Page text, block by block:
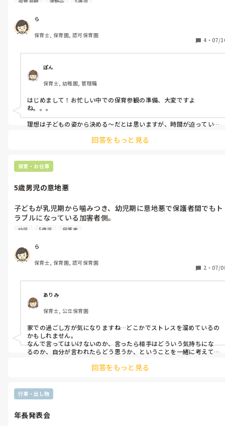
ちなみに年長です。
なーにしよう。
保育参観 運動会 5歳児
ら
保育士, 保育園, 認可保育園
4 ・ 07/
ぽん
保育士, 幼稚園, 管理職
はじめまして！お忙しい中での保育参観の準備、大変ですよ
ね。。。
理想は子どもの姿から決める〜だとは思いますが、時間が迫ってい
以下、aiです
1. 親子でできる簡単なゲーム：
行う「背中合わせリレー」など、準備が少なくて済む遊びを取り入れ
ましょう。
2. 季節の製作活動：
た工作など、親子で一緒に楽しめる活動を行います。
3. 絵本の読み聞かせと劇遊び：
   子どもたちが普段から親しんでいる絵本を読み聞かせた後、簡単な
4. 音楽遊び：
   簡単な手遊び歌や、リズム遊びを親子で行います。運動会の練習で
使った曲を活用するのも良いでしょう。
5. クイズ大会：
   子どもたちの日常生活や、これまでの保育活動に関する簡単なクイ
ズを親子で楽しみます。
6. 運動会の振り返り：
   運動会で撮影した写真をスライドショーで見せながら、子どもたち
に感想を発表してもらいます。
7. お絵かき交流：
   大きな紙に親子で絵を描き、お互いの作品を鑑賞し合います。
8. ミニ運動会：
   運動会で行った種目の中から、室内でもできる簡単なものを選んで
回答をもっと見る
保育・お仕事
5歳男児の意地悪
子どもが乳児期から噛みつき、幼児期に意地悪で保護者間でもト
ラブルになっている加害者側。
両親は普通なんだけど男児が頭はいいけど言動が幼い。
今日遅番で出勤したら、登園時にうちの子が友だち(被害者側)に
「むらさきおんな(全身紫だったから)」ってからかっていたので
強く注意しました。
謝るまでは見届けられなかったので、先生からも謝罪の促しをお
願いします。強く謝罪して構いません。
と加害者側から電話と連絡帳で連絡がきた。
ちなみにこの男児は落ち着きも集中力もない、指を舐めたり食事
もキョロキョロよそ見して食べ終えられない、ご飯の集まれを手
でやる、嫌なことがあると中指立てたり相手に執拗に嫌味言った
り。など５歳児にしては幼いことが多くて日頃から頭抱えている
われてないよ」だったのでそれ以上詮索することをやめたのです
が、登園時間の所までこっちで収めなきゃならないの？現場も見
幼児 5歳児 保護者
ら
保育士, 保育園, 認可保育園
2 ・ 07/
ありみ
保育士, 公立保育園
家での過ごし方が気になりますね…どこかでストレスを溜めているの
かもしれません。
なんで言ってはいけないのか、言ったら相手はどういう気持ちにな
るのか、自分が言われたらどう思うか、ということを一緒に考えて
すぐに手が出るのはその子が発散する方法の中で手っ取り早いんで
遊びの中で少しでもゆっくり関われる時間を持てたらいいんですけ
て少し気にかけてもらうだけでもその子にとって満たされるかもし
回答をもっと見る
行事・出し物
年長発表会